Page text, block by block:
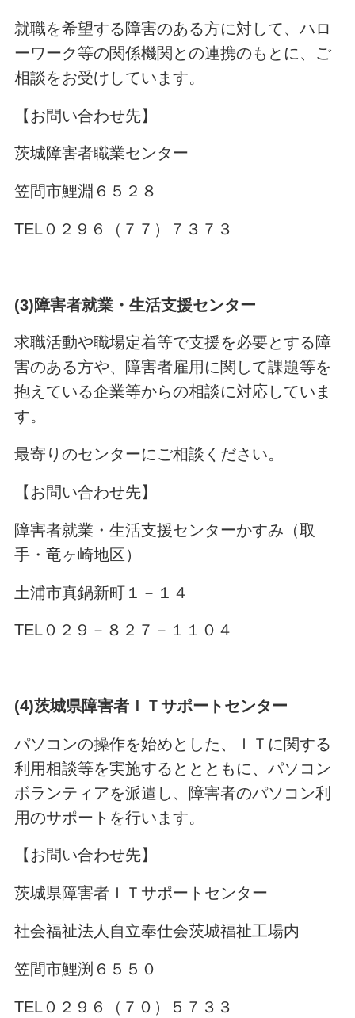
就職を希望する障害のある方に対して、ハロ
ーワーク等の関係機関との連携のもとに、ご
相談をお受けしています。
【お問い合わせ先】
茨城障害者職業センター
笠間市鯉淵６５２８
TEL０２９６（７７）７３７３
(3)障害者就業・生活支援センター
求職活動や職場定着等で支援を必要とする障
害のある方や、障害者雇用に関して課題等を
抱えている企業等からの相談に対応していま
す。
最寄りのセンターにご相談ください。
【お問い合わせ先】
障害者就業・生活支援センターかすみ（取
手・竜ヶ崎地区）
土浦市真鍋新町１－１４
TEL０２９－８２７－１１０４
(4)茨城県障害者ＩＴサポートセンター
パソコンの操作を始めとした、ＩＴに関する
利用相談等を実施するととともに、パソコン
ボランティアを派遣し、障害者のパソコン利
用のサポートを行います。
【お問い合わせ先】
茨城県障害者ＩＴサポートセンター
社会福祉法人自立奉仕会茨城福祉工場内
笠間市鯉渕６５５０
TEL０２９６（７０）５７３３